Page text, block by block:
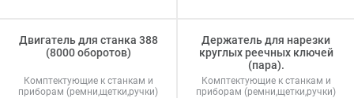
Двигатель для станка 388
(8000 оборотов)
Комптектующие к станкам и
приборам (ремни,щетки,ручки)
Держатель для нарезки
круглых реечных ключей
(пара).
Комптектующие к станкам и
приборам (ремни,щетки,ручки)